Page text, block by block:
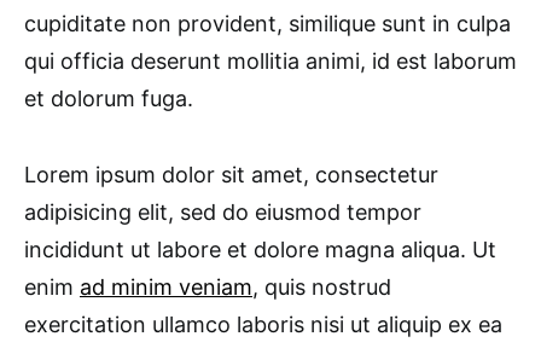
cupiditate non provident, similique sunt in culpa
qui officia deserunt mollitia animi, id est laborum
et dolorum fuga.
Lorem ipsum dolor sit amet, consectetur
adipisicing elit, sed do eiusmod tempor
incididunt ut labore et dolore magna aliqua. Ut
enim ad minim veniam, quis nostrud
exercitation ullamco laboris nisi ut aliquip ex ea